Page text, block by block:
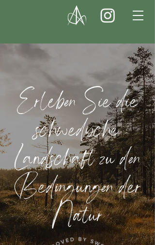
Erleben Sie die
schwedische
Landschaft zu den
Bedingungen der
Natur